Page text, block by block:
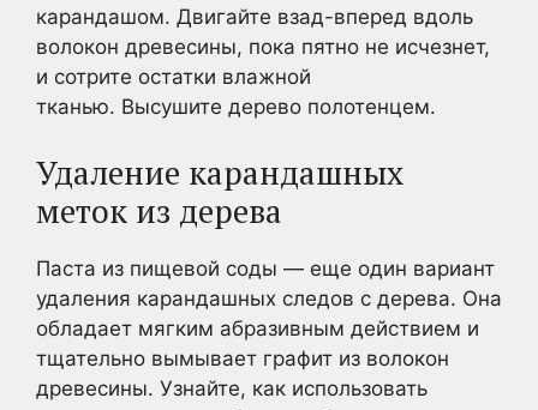
карандашом. Двигайте взад-вперед вдоль
волокон древесины, пока пятно не исчезнет,
и сотрите остатки влажной
тканью. Высушите дерево полотенцем.
Удаление карандашных
меток из дерева
Паста из пищевой соды — еще один вариант
удаления карандашных следов с дерева. Она
обладает мягким абразивным действием и
тщательно вымывает графит из волокон
древесины. Узнайте, как использовать